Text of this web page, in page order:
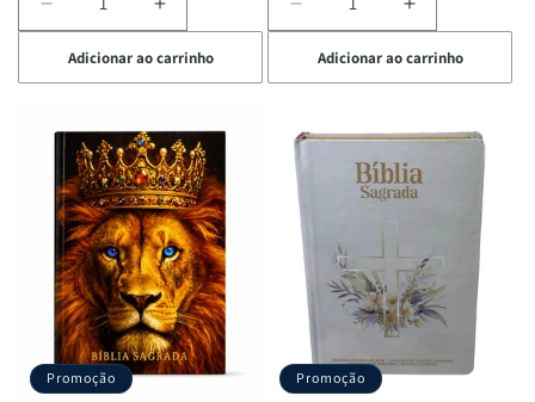
Diminuir
a
quantidade
de
com
Mulheres
da
Bíblia
Isabelle
S.
Alves
Aumentar
a
quantidade
de
com
as
Mulheres
da
Bíblia
|
Isabelle
S.
Alves
Adicionar ao carrinho
Diminuir
a
quantidade
de
a
Bíblia
Livro
por
Livro
um
panorama
completo
dos
66
Aumentar
a
quantidade
de
a
Bíblia
Livro
-
um
panorama
completo
dos
Adicionar ao carrinho
Promoção Promoção